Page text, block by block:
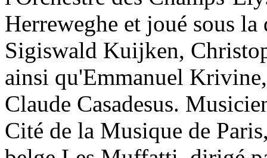
Herreweghe et joué sous
Sigiswald Kuijken,
ainsi qu'Emmanuel
Claude Casadesus.
Cité de la Musique de